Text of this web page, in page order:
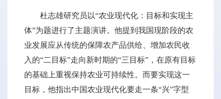
杜志雄研究员以“农业现代化：目标和实现主
体”为题进行了主题演讲。他提到我国现阶段的农
业发展应从传统的保障农产品供给、增加农民收
入的“二目标”走向新时期的“三目标”，在原有目标
的基础上重视保持农业可持续性。而要实现这一
目标，他指出中国农业现代化要走一条“兴”字型